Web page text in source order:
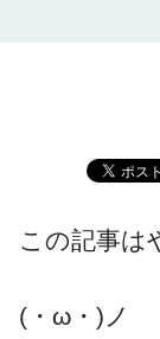
この記事は
(・ω・)ノ